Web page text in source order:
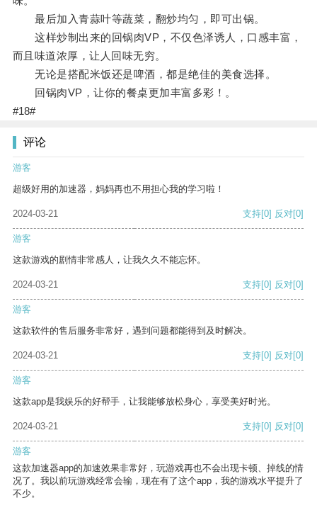
最后加入青蒜叶等蔬菜，翻炒均匀，即可出锅。
这样炒制出来的回锅肉VP，不仅色泽诱人，口感丰富，
而且味道浓厚，让人回味无穷。
无论是搭配米饭还是啤酒，都是绝佳的美食选择。
回锅肉VP，让你的餐桌更加丰富多彩！。
#18#
评论
游客
超级好用的加速器，妈妈再也不用担心我的学习啦！
2024-03-21 支持[0] 反对[0]
游客
这款游戏的剧情非常感人，让我久久不能忘怀。
2024-03-21 支持[0] 反对[0]
游客
这款软件的售后服务非常好，遇到问题都能得到及时解决。
2024-03-21 支持[0] 反对[0]
游客
这款app是我娱乐的好帮手，让我能够放松身心，享受美好时光。
2024-03-21 支持[0] 反对[0]
游客
这款加速器app的加速效果非常好，玩游戏再也不会出现卡顿、掉线的情
况了。我以前玩游戏经常会输，现在有了这个app，我的游戏水平提升了
不少。